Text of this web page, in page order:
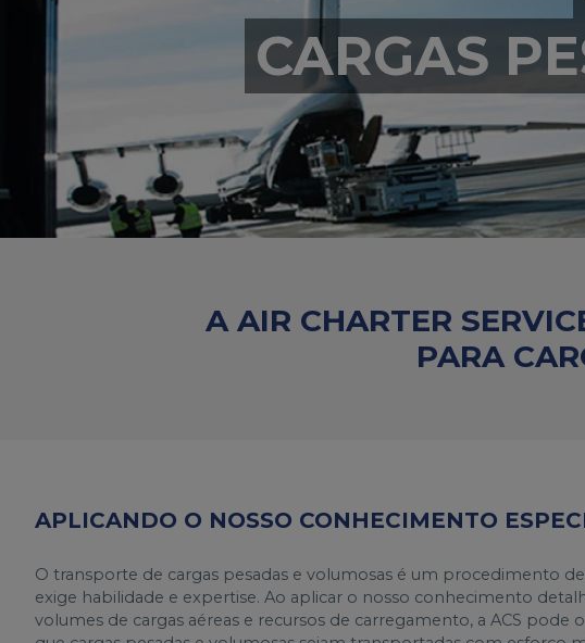
CARGAS
A AIR CHARTER
PARA
APLICANDO O NOSSO CONHECIMENTO
O transporte de cargas pesadas e volumosas é um procedimento
exige habilidade e expertise. Ao aplicar o nosso conhecimento
volumes de cargas aéreas e recursos de carregamento, a ACS pode